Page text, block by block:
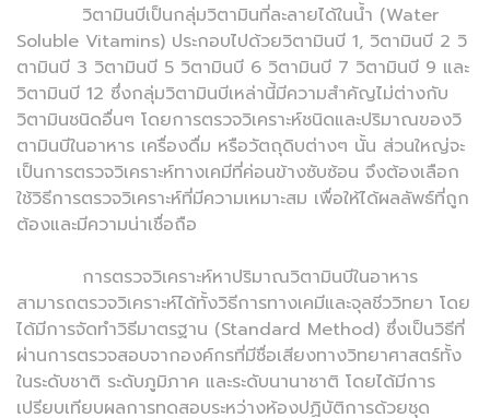
วิตามินบีเป็นกลุ่มวิตามินที่ละลายได้ในน้ำ (Water
Soluble Vitamins) ประกอบไปด้วยวิตามินบี 1, วิตามินบี 2 วิ
ตามินบี 3 วิตามินบี 5 วิตามินบี 6 วิตามินบี 7 วิตามินบี 9 และ
วิตามินบี 12 ซึ่งกลุ่มวิตามินบีเหล่านี้มีความสำคัญไม่ต่างกับ
วิตามินชนิดอื่นๆ โดยการตรวจวิเคราะห์ชนิดและปริมาณของวิ
ตามินบีในอาหาร เครื่องดื่ม หรือวัตถุดิบต่างๆ นั้น ส่วนใหญ่จะ
เป็นการตรวจวิเคราะห์ทางเคมีที่ค่อนข้างซับซ้อน จึงต้องเลือก
ใช้วิธีการตรวจวิเคราะห์ที่มีความเหมาะสม เพื่อให้ได้ผลลัพธ์ที่ถูก
ต้องและมีความน่าเชื่อถือ
การตรวจวิเคราะห์หาปริมาณวิตามินบีในอาหาร
สามารถตรวจวิเคราะห์ได้ทั้งวิธีการทางเคมีและจุลชีววิทยา โดย
ได้มีการจัดทำวิธีมาตรฐาน (Standard Method) ซึ่งเป็นวิธีที่
ผ่านการตรวจสอบจากองค์กรที่มีชื่อเสียงทางวิทยาศาสตร์ทั้ง
ในระดับชาติ ระดับภูมิภาค และระดับนานาชาติ โดยได้มีการ
เปรียบเทียบผลการทดสอบระหว่างห้องปฏิบัติการด้วยชุด